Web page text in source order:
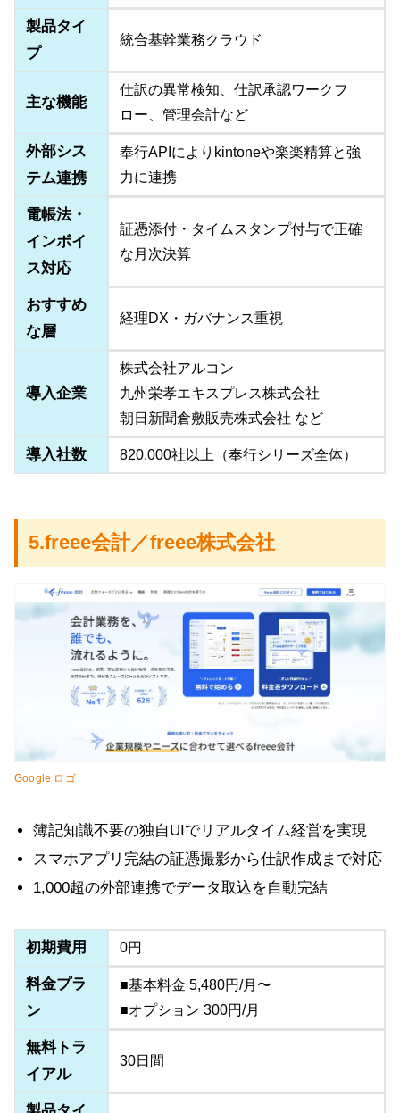
製品タイ
プ
統合基幹業務クラウド
主な機能
仕訳の異常検知、仕訳承認ワークフ
ロー、管理会計など
外部シス
テム連携
奉行APIによりkintoneや楽楽精算と強
力に連携
電帳法・
インボイ
ス対応
証憑添付・タイムスタンプ付与で正確
な月次決算
おすすめ
な層
経理DX・ガバナンス重視
導入企業
株式会社アルコン
九州栄孝エキスプレス株式会社
朝日新聞倉敷販売株式会社 など
導入社数 820,000社以上（奉行シリーズ全体）
5.freee会計／freee株式会社
Google ロゴ
簿記知識不要の独自UIでリアルタイム経営を実現
スマホアプリ完結の証憑撮影から仕訳作成まで対応
1,000超の外部連携でデータ取込を自動完結
初期費用 0円
料金プラ
ン
■基本料金 5,480円/月〜
■オプション 300円/月
無料トラ
イアル
30日間